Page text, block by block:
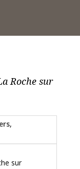
Roche sur
sur